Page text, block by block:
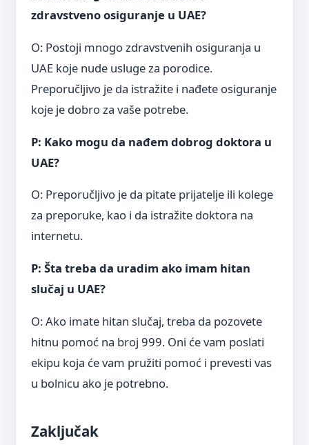
zdravstveno osiguranje u UAE?
O: Postoji mnogo zdravstvenih osiguranja u
UAE koje nude usluge za porodice.
Preporučljivo je da istražite i nađete osiguranje
koje je dobro za vaše potrebe.
P: Kako mogu da nađem dobrog doktora u
UAE?
O: Preporučljivo je da pitate prijatelje ili kolege
za preporuke, kao i da istražite doktora na
internetu.
P: Šta treba da uradim ako imam hitan
slučaj u UAE?
O: Ako imate hitan slučaj, treba da pozovete
hitnu pomoć na broj 999. Oni će vam poslati
ekipu koja će vam pružiti pomoć i prevesti vas
u bolnicu ako je potrebno.
Zaključak